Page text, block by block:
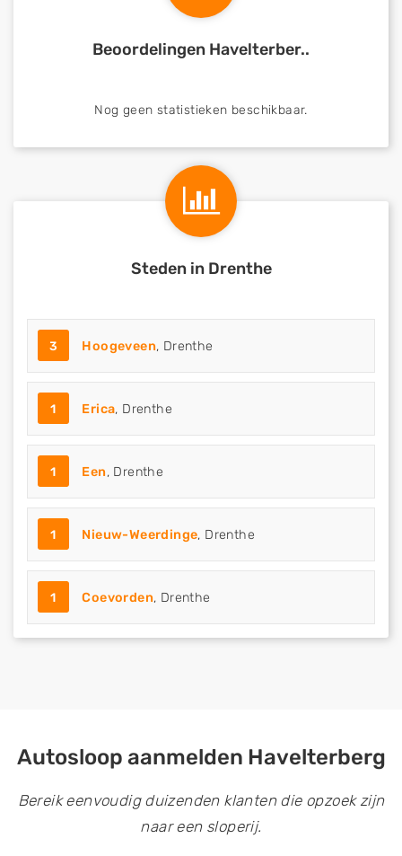
Beoordelingen Havelterber..
Nog geen statistieken beschikbaar.
Steden in Drenthe
3 Hoogeveen, Drenthe
1 Erica, Drenthe
1 Een, Drenthe
1 Nieuw-Weerdinge, Drenthe
1 Coevorden, Drenthe
Autosloop aanmelden Havelterberg
Bereik eenvoudig duizenden klanten die opzoek zijn
naar een sloperij.